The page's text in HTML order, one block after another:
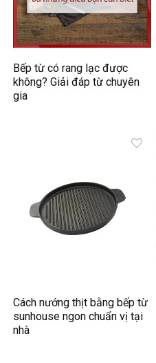
Bếp từ có rang lạc được
không? Giải đáp từ chuyên
gia
Cách nướng thịt bằng bếp từ
sunhouse ngon chuẩn vị tại
nhà